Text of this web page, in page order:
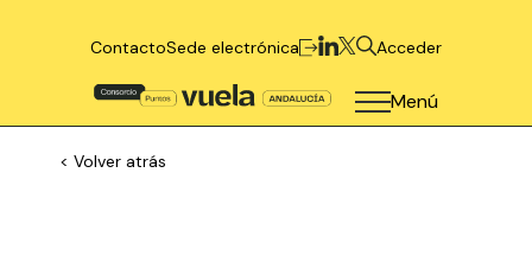
ContactoSede electrónica Acceder
Menú
< Volver atrás